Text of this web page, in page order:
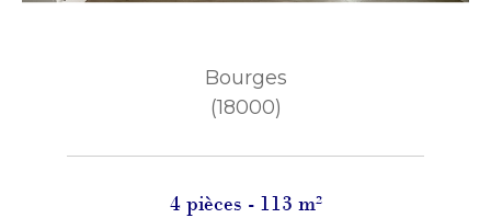
Bourges
(18000)
4 pièces - 113 m²